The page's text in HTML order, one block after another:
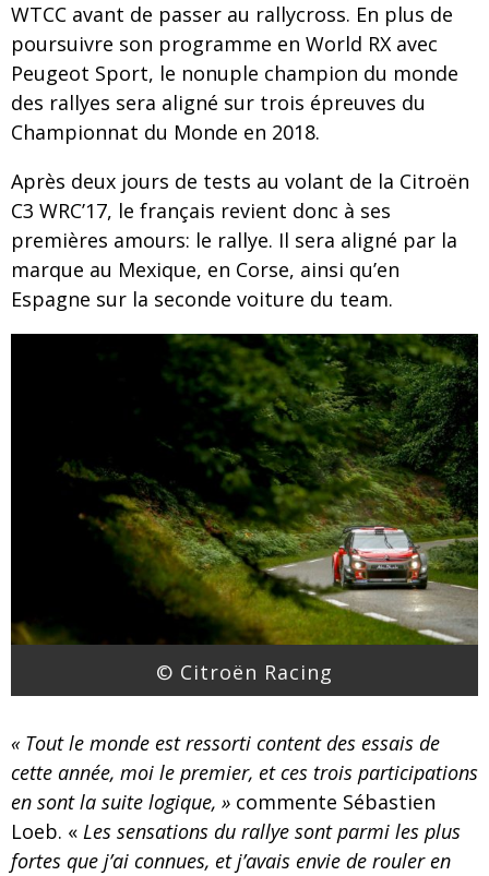
WTCC avant de passer au rallycross. En plus de
poursuivre son programme en World RX avec
Peugeot Sport, le nonuple champion du monde
des rallyes sera aligné sur trois épreuves du
Championnat du Monde en 2018.
Après deux jours de tests au volant de la Citroën
C3 WRC’17, le français revient donc à ses
premières amours: le rallye. Il sera aligné par la
marque au Mexique, en Corse, ainsi qu’en
Espagne sur la seconde voiture du team.
© Citroën Racing
« Tout le monde est ressorti content des essais de
cette année, moi le premier, et ces trois participations
en sont la suite logique, » commente Sébastien
Loeb. « Les sensations du rallye sont parmi les plus
fortes que j’ai connues, et j’avais envie de rouler en